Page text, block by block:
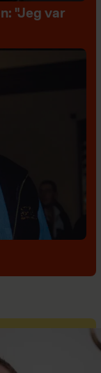
"Jeg var